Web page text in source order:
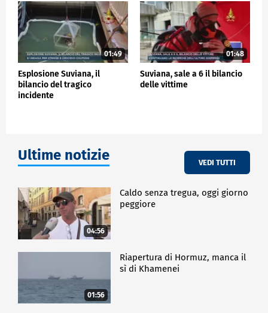
subappalti" ha ripetuto in diverse interviste l'AD di
Enel Green Power, Salvatore Bernabei.
CRONACA
01:49
Esplosione Suviana, il
bilancio del tragico
incidente
01:48
Suviana, sale a 6 il bilancio
delle vittime
Ultime notizie VEDI TUTTI
04:56
Caldo senza tregua, oggi giorno
peggiore
01:56
Riapertura di Hormuz, manca il
sì di Khamenei